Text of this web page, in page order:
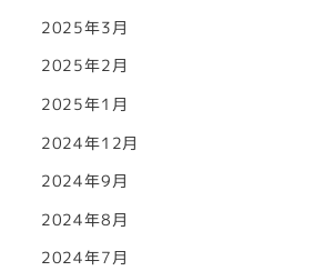
2025年3月
2025年2月
2025年1月
2024年12月
2024年9月
2024年8月
2024年7月